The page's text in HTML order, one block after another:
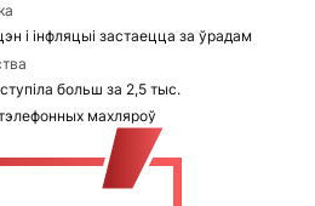
і інфляцыі застаецца за ўрадам
больш за 2,5 тыс.
махляроў